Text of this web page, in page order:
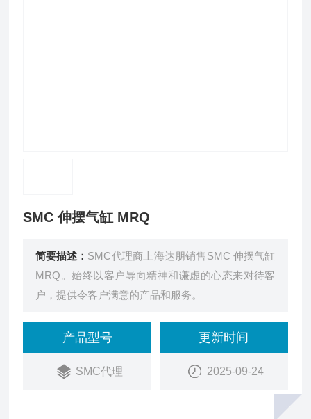
SMC 伸摆气缸 MRQ
简要描述： SMC代理商上海达朋销售SMC 伸摆气缸
MRQ。始终以客户导向精神和谦虚的心态来对待客
户，提供令客户满意的产品和服务。
产品型号
SMC代理
更新时间
2025-09-24